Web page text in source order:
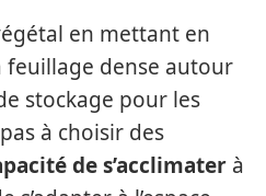
en mettant en
feuillage dense autour
stockage pour les
à choisir des
de s’acclimater à